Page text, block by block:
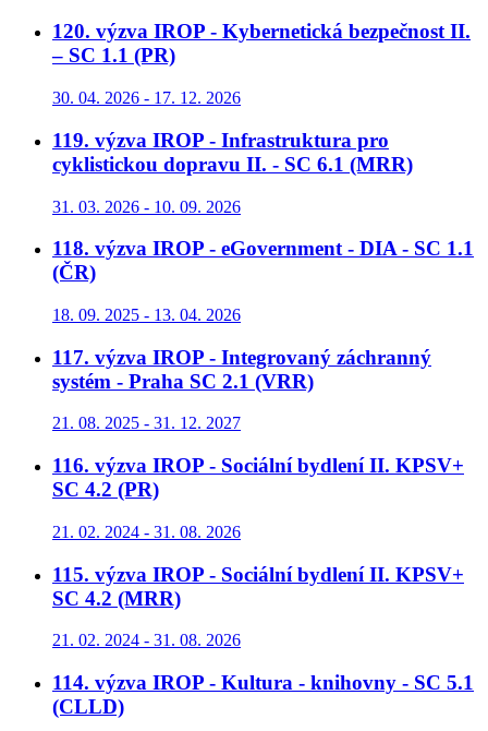
120. výzva IROP - Kybernetická bezpečnost II.
– SC 1.1 (PR)
30. 04. 2026 - 17. 12. 2026
119. výzva IROP - Infrastruktura pro
cyklistickou dopravu II. - SC 6.1 (MRR)
31. 03. 2026 - 10. 09. 2026
118. výzva IROP - eGovernment - DIA - SC 1.1
(ČR)
18. 09. 2025 - 13. 04. 2026
117. výzva IROP - Integrovaný záchranný
systém - Praha SC 2.1 (VRR)
21. 08. 2025 - 31. 12. 2027
116. výzva IROP - Sociální bydlení II. KPSV+
SC 4.2 (PR)
21. 02. 2024 - 31. 08. 2026
115. výzva IROP - Sociální bydlení II. KPSV+
SC 4.2 (MRR)
21. 02. 2024 - 31. 08. 2026
114. výzva IROP - Kultura - knihovny - SC 5.1
(CLLD)